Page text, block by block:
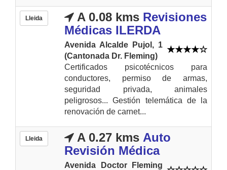
Lleida A 0.08 kms Revisiones
Médicas ILERDA
Avenida Alcalde Pujol, 1
(Cantonada Dr. Fleming)
Certificados psicotécnicos para
conductores, permiso de armas,
seguridad privada, animales
peligrosos... Gestión telemática de la
renovación de carnet...
Lleida A 0.27 kms Auto
Revisión Médica
Avenida Doctor Fleming